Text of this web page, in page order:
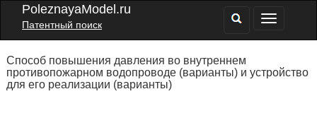
PoleznayaModel.ru
Патентный поиск
Способ повышения давления во внутреннем
противопожарном водопроводе (варианты) и устройство
для его реализации (варианты)